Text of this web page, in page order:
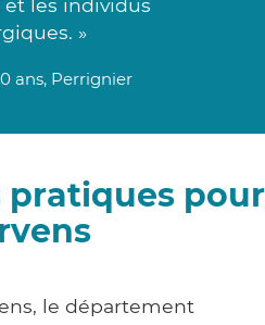
les individus
»
ans, Perrignier
pour
le département